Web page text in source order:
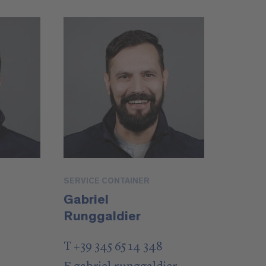
SERVICE CONTAINER
Gabriel
Runggaldier
T +39 345 65 14 348